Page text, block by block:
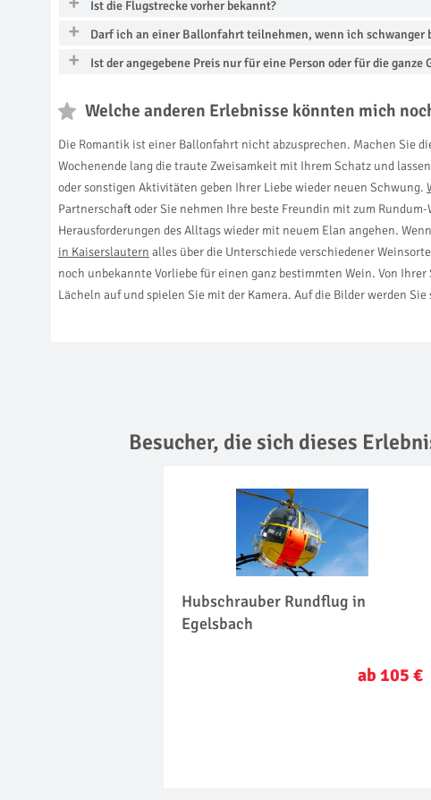
Ist die Flugstrecke vorher bekannt?
Darf ich an einer Ballonfahrt teilnehmen, wenn ich schwanger
Ist der angegebene Preis nur für eine Person oder für die ganze
Welche anderen Erlebnisse könnten mich
Die Romantik ist einer Ballonfahrt nicht abzusprechen. Machen Sie
Wochenende lang die traute Zweisamkeit mit Ihrem Schatz und
oder sonstigen Aktivitäten geben Ihrer Liebe wieder neuen Schwung.
Partnerschaft oder Sie nehmen Ihre beste Freundin mit zum
Herausforderungen des Alltags wieder mit neuem Elan angehen.
in Kaiserslauternalles über die Unterschiede verschiedener
noch unbekannte Vorliebe für einen ganz bestimmten Wein. Von
Lächeln auf und spielen Sie mit der Kamera. Auf die Bilder werden Sie
Besucher, die sich dieses
Hubschrauber Rundflug in
Egelsbach
ab 105 €